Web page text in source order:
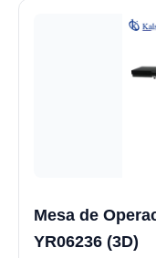
Mesa de
YR06236 (3D)